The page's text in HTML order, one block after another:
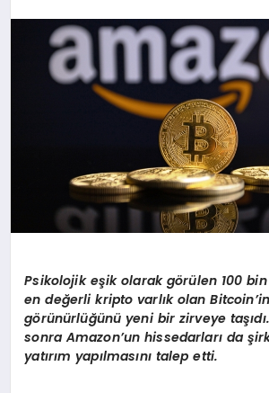
Psikolojik eşik olarak görülen 100
en değerli kripto varlık olan
görünürlüğünü yeni bir zirveye taşıdı
sonra Amazon’un hissedarları da
yatırım yapılmasını talep etti.